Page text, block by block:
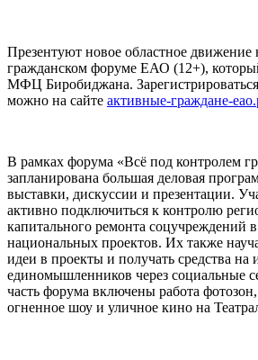
Презентуют новое областное
гражданском форуме ЕАО (12+),
МФЦ Биробиджана.
можно на сайте активные-граждане-
В рамках форума «Всё под контролем
запланирована большая деловая
выставки, дискуссии и презентации.
активно подключиться к контролю
капитального ремонта соцучреждений
национальных проектов. Их также
идеи в проекты и получать средства на
единомышленников через социальные
часть форума включены работа
огненное шоу и уличное кино на